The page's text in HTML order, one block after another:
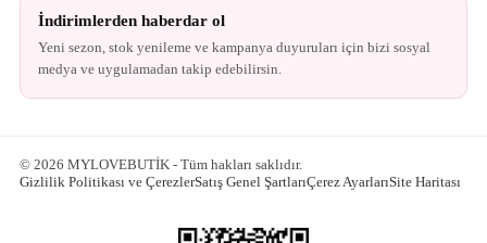
İndirimlerden haberdar ol
Yeni sezon, stok yenileme ve kampanya duyuruları için bizi sosyal
medya ve uygulamadan takip edebilirsin.
© 2026 MYLOVEBUTİK - Tüm hakları saklıdır.
Gizlilik Politikası ve ÇerezlerSatış Genel ŞartlarıÇerez AyarlarıSite Haritası